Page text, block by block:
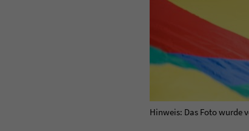
Hinweis: Das Foto wurde